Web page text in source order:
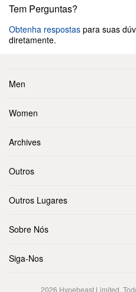
Tem Perguntas?
Obtenha respostas para suas
diretamente.
Men
Women
Archives
Outros
Outros Lugares
Sobre Nós
Siga-Nos
2026 Hypebeast Limited.